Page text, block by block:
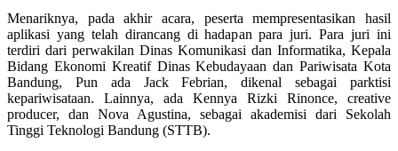
Menariknya, pada akhir acara, peserta mempresentasikan hasil
aplikasi yang telah dirancang di hadapan para juri. Para juri ini
terdiri dari perwakilan Dinas Komunikasi dan Informatika, Kepala
Bidang Ekonomi Kreatif Dinas Kebudayaan dan Pariwisata Kota
Bandung, Pun ada Jack Febrian, dikenal sebagai parktisi
kepariwisataan. Lainnya, ada Kennya Rizki Rinonce, creative
producer, dan Nova Agustina, sebagai akademisi dari Sekolah
Tinggi Teknologi Bandung (STTB).